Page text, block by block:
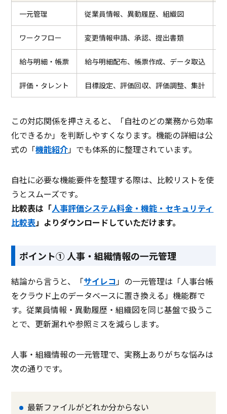
一元管理 従業員情報、異動履歴、組織図
ワークフロー 変更情報申請、承認、提出書類
給与明細・帳票 給与明細配布、帳票作成、データ取込
評価・タレント 目標設定、評価回収、評価調整、集計
この対応関係を押さえると、「自社のどの業務から効率
化できるか」を判断しやすくなります。機能の詳細は公
式の「機能紹介」でも体系的に整理されています。
自社に必要な機能要件を整理する際は、比較リストを使
うとスムーズです。
比較表は「人事評価システム料金・機能・セキュリティ
比較表」よりダウンロードしていただけます。
ポイント① 人事・組織情報の一元管理
結論から言うと、「サイレコ 」の一元管理は「人事台帳
をクラウド上のデータベースに置き換える」機能群で
す。従業員情報・異動履歴・組織図を同じ基盤で扱うこ
とで、更新漏れや参照ミスを減らします。
人事・組織情報の一元管理で、実務上ありがちな悩みは
次の通りです。
最新ファイルがどれか分からない